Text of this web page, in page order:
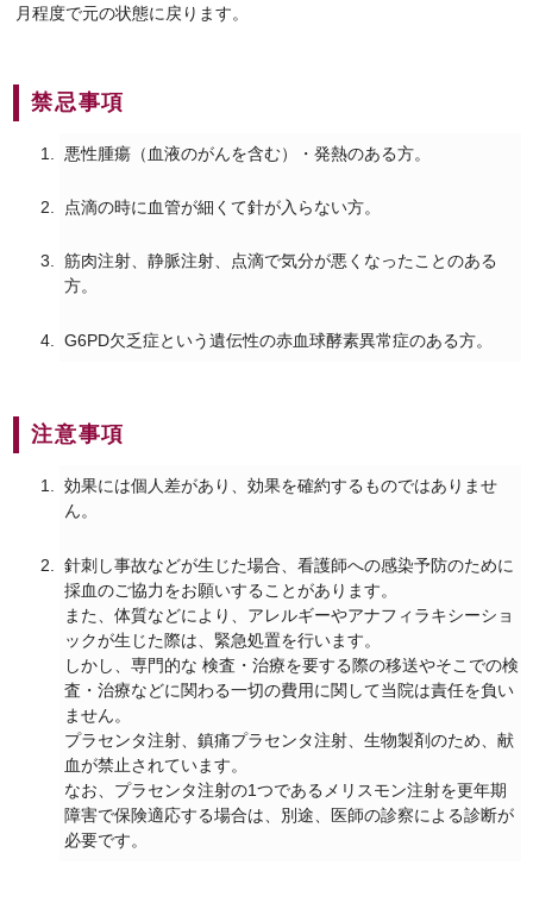
月程度で元の状態に戻ります。
禁忌事項
悪性腫瘍（血液のがんを含む）・発熱のある方。
点滴の時に血管が細くて針が入らない方。
筋肉注射、静脈注射、点滴で気分が悪くなったことのある
方。
G6PD欠乏症という遺伝性の赤血球酵素異常症のある方。
注意事項
効果には個人差があり、効果を確約するものではありませ
ん。
針刺し事故などが生じた場合、看護師への感染予防のために
採血のご協力をお願いすることがあります。
また、体質などにより、アレルギーやアナフィラキシーショ
ックが生じた際は、緊急処置を行います。
しかし、専門的な 検査・治療を要する際の移送やそこでの検
査・治療などに関わる一切の費用に関して当院は責任を負い
ません。
プラセンタ注射、鎮痛プラセンタ注射、生物製剤のため、献
血が禁止されています。
なお、プラセンタ注射の1つであるメリスモン注射を更年期
障害で保険適応する場合は、別途、医師の診察による診断が
必要です。